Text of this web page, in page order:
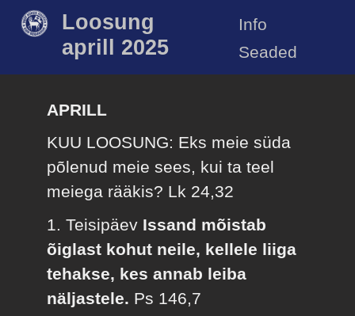
Loosung
aprill 2025
Info
Seaded
APRILL
KUU LOOSUNG: Eks meie süda
põlenud meie sees, kui ta teel
meiega rääkis? Lk 24,32
1. Teisipäev Issand mõistab
õiglast kohut neile, kellele liiga
tehakse, kes annab leiba
näljastele. Ps 146,7